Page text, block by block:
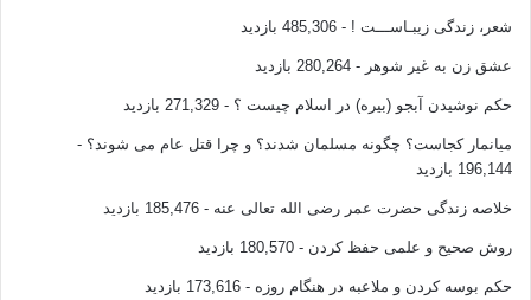
شعر، زندگی زیبـاســـت ! - 485,306 بازدید
عشق زن به غیر شوهر - 280,264 بازدید
حکم نوشیدن آبجو (بیره) در اسلام چیست ؟ - 271,329 بازدید
میانمار کجاست؟ چگونه مسلمان شدند؟ و چرا قتل عام می شوند؟ -
196,144 بازدید
خلاصه زندگی حضرت عمر رضی الله تعالی عنه - 185,476 بازدید
روش صحیح و علمی حفظ کردن - 180,570 بازدید
حکم بوسه کردن و ملاعبه در هنگام روزه - 173,616 بازدید